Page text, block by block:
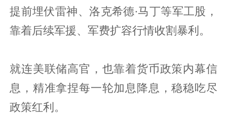
提前埋伏雷神、洛克希德·马丁等军工股，
靠着后续军援、军费扩容行情收割暴利。
就连美联储高官，也靠着货币政策内幕信
息，精准拿捏每一轮加息降息，稳稳吃尽
政策红利。